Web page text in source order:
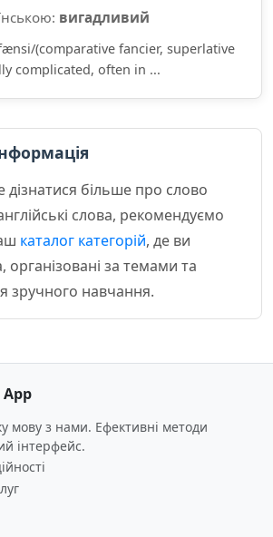
вигадливий
(comparative fancier, superlative
complicated, often in ...
більше про слово
слова, рекомендуємо
каталог категорій, де ви
організовані за темами та
зручного навчання.
мову з нами. Ефективні методи
інтерфейс.